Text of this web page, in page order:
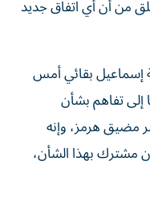
من أن أي اتفاق جديد
إسماعيل بقائي أمس
إلى تفاهم بشأن
مضيق هرمز، وإنه
مشترك بهذا الشأن،